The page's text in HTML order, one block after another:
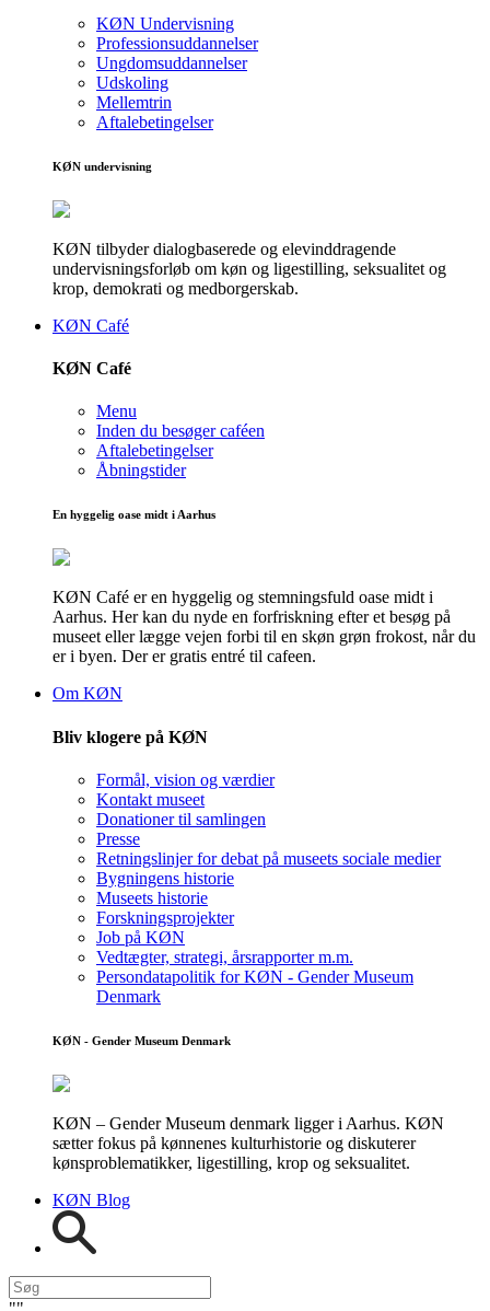
KØN Undervisning
Professionsuddannelser
Ungdomsuddannelser
Udskoling
Mellemtrin
Aftalebetingelser
KØN undervisning
KØN tilbyder dialogbaserede og elevinddragende
undervisningsforløb om køn og ligestilling, seksualitet og
krop, demokrati og medborgerskab.
KØN Café
KØN Café
Menu
Inden du besøger caféen
Aftalebetingelser
Åbningstider
En hyggelig oase midt i Aarhus
KØN Café er en hyggelig og stemningsfuld oase midt i
Aarhus. Her kan du nyde en forfriskning efter et besøg på
museet eller lægge vejen forbi til en skøn grøn frokost, når du
er i byen. Der er gratis entré til cafeen.
Om KØN
Bliv klogere på KØN
Formål, vision og værdier
Kontakt museet
Donationer til samlingen
Presse
Retningslinjer for debat på museets sociale medier
Bygningens historie
Museets historie
Forskningsprojekter
Job på KØN
Vedtægter, strategi, årsrapporter m.m.
Persondatapolitik for KØN - Gender Museum
Denmark
KØN - Gender Museum Denmark
KØN – Gender Museum denmark ligger i Aarhus. KØN
sætter fokus på kønnenes kulturhistorie og diskuterer
kønsproblematikker, ligestilling, krop og seksualitet.
KØN Blog